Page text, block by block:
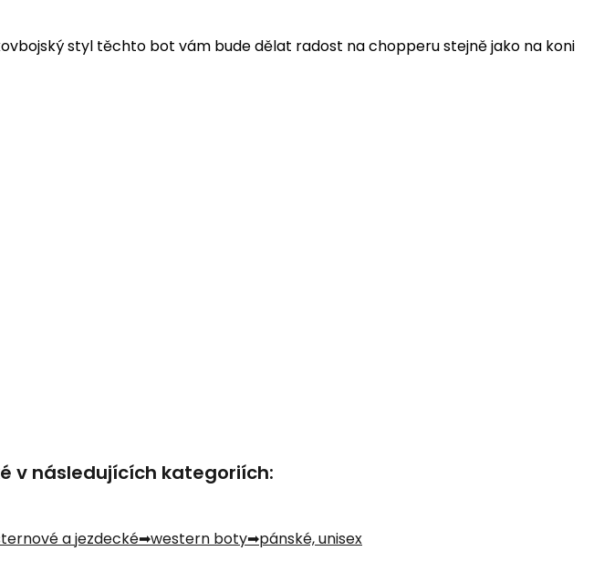
styl těchto bot vám bude dělat radost na chopperu stejně jako na koni
v následujících kategoriích:
a jezdecké western boty pánské, unisex